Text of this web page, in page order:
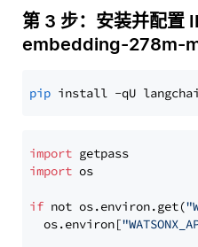
第 3 步：安装并配置
embedding-278m-
pip
import
import os
if not os.environ.get(
  os.environ[